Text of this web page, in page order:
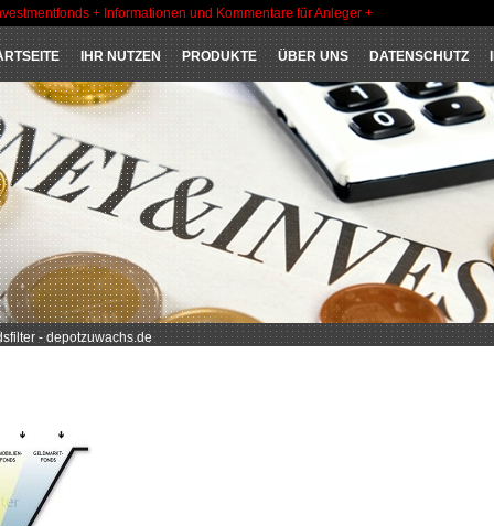
+ Informationen und Kommentare für Anleger +
IHR NUTZEN PRODUKTE ÜBER UNS DATENSCHUTZ
- depotzuwachs.de